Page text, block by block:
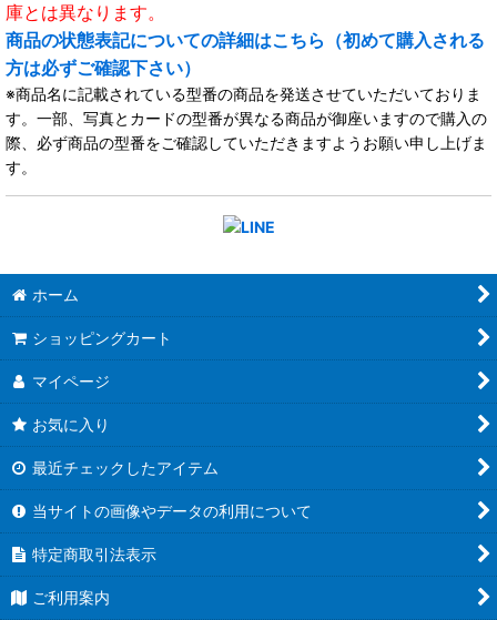
庫とは異なります。
商品の状態表記についての詳細はこちら（初めて購入される
方は必ずご確認下さい）
※商品名に記載されている型番の商品を発送させていただいておりま
す。一部、写真とカードの型番が異なる商品が御座いますので購入の
際、必ず商品の型番をご確認していただきますようお願い申し上げま
す。
ホーム
ショッピングカート
マイページ
お気に入り
最近チェックしたアイテム
当サイトの画像やデータの利用について
特定商取引法表示
ご利用案内